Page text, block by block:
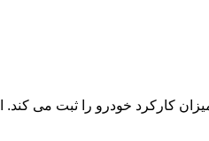
کارکرد خودرو را ثبت می کند.